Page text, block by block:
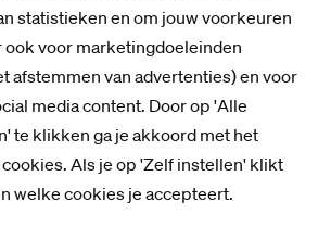
statistieken en om jouw voorkeuren
ook voor marketingdoeleinden
afstemmen van advertenties) en voor
media content. Door op 'Alle
te klikken ga je akkoord met het
Als je op 'Zelf instellen' klikt
welke cookies je accepteert.